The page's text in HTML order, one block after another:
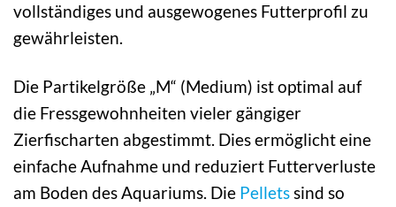
vollständiges und ausgewogenes Futterprofil zu
gewährleisten.
Die Partikelgröße „M“ (Medium) ist optimal auf
die Fressgewohnheiten vieler gängiger
Zierfischarten abgestimmt. Dies ermöglicht eine
einfache Aufnahme und reduziert Futterverluste
am Boden des Aquariums. Die Pelletssind so